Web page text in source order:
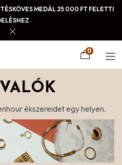
MEDÁL 25 000 FT FELETTI
0
ékszereidet egy helyen.